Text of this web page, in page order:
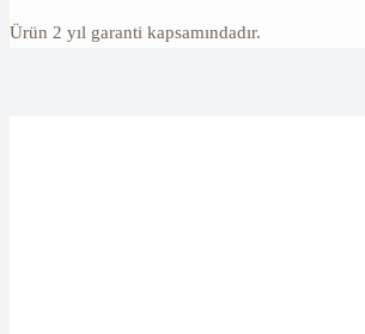
Ürün 2 yıl garanti kapsamındadır.